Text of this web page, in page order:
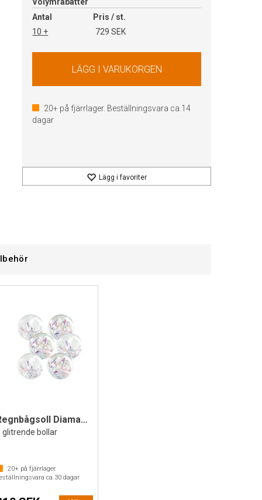
Antal
Pris / st.
10 +
729 SEK
20+ på fjärrlager. Beställningsvara ca. 14
dagar
Lägg i favoriter
Regnbågsoll Diamant 10 cm | 6 st.
glitrende bollar
20+ på fjärrlager.
ca.30 dagar